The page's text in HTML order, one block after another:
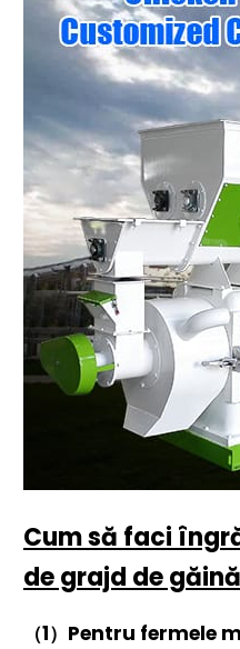
Cum să faci
de grajd de găină
（1）Pentru fermele